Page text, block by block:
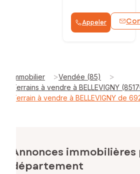
Appeler
Immobilier >Vendée (85) >
Terrains à vendre à BELLEVIGNY
Terrain à vendre à BELLEVIGNY de
Annonces immobilières
département